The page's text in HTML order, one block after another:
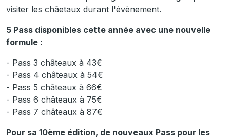
visiter les châetaux durant l'évènement.
5 Pass disponibles cette année avec une nouvelle
formule :
- Pass 3 châteaux à 43€
- Pass 4 châteaux à 54€
- Pass 5 châteaux à 66€
- Pass 6 châteaux à 75€
- Pass 7 châteaux à 87€
Pour sa 10ème édition, de nouveaux Pass pour les